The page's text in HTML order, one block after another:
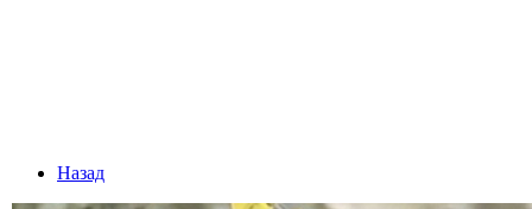
Назад